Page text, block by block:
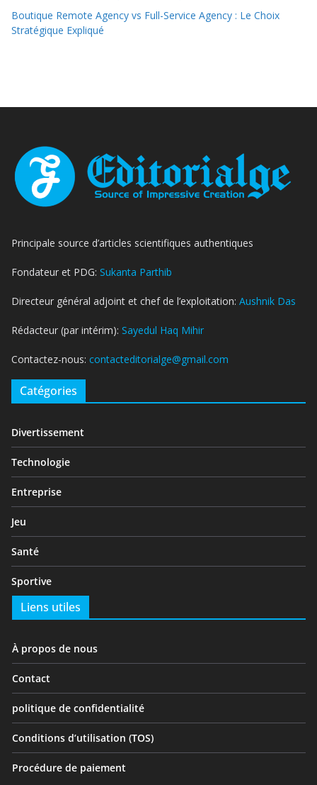
Boutique Remote Agency vs Full-Service Agency : Le Choix
Stratégique Expliqué
Principale source d’articles scientifiques authentiques
Fondateur et PDG: Sukanta Parthib
Directeur général adjoint et chef de l’exploitation: Aushnik Das
Rédacteur (par intérim): Sayedul Haq Mihir
Contactez-nous: contacteditorialge@gmail.com
Catégories
Divertissement
Technologie
Entreprise
Jeu
Santé
Sportive
Liens utiles
À propos de nous
Contact
politique de confidentialité
Conditions d’utilisation (TOS)
Procédure de paiement